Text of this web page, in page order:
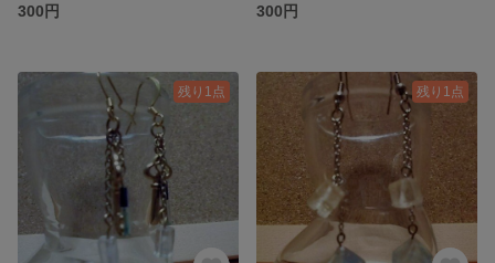
300円
300円
残り1点 残り1点